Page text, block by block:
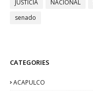
JUSTICIA
NACIONAL
senado
CATEGORIES
ACAPULCO